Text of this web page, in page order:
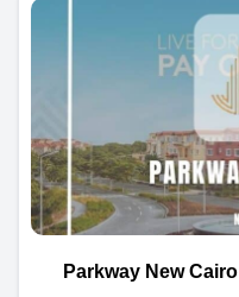
كمبوند بارك واي التجمع الخامس Parkway New Cairo